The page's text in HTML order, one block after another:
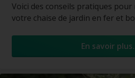
Voici des conseils pratiques
votre chaise de jardin en fer et
En savoir